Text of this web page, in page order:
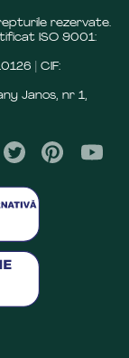
rezervate.
ISO 9001:
| CIF:
Janos, nr 1,